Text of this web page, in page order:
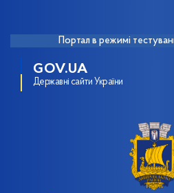
Портал в режимі
GOV.UA
Державні сайти України